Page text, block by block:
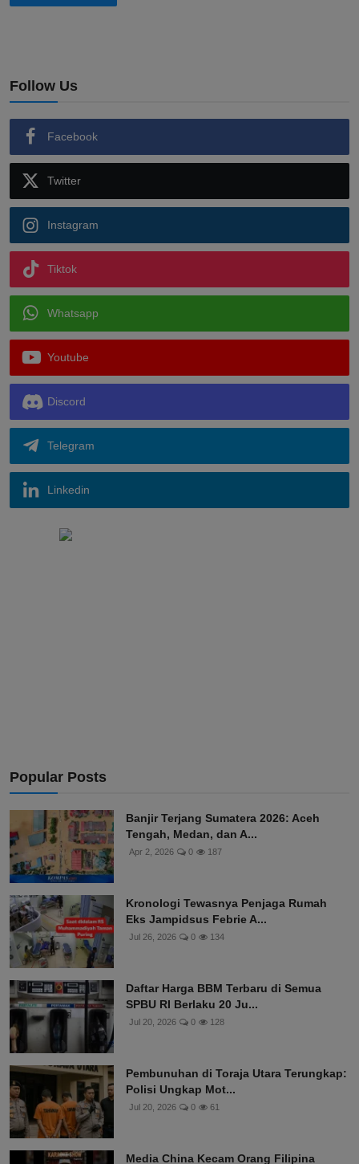
Follow Us
Facebook
Twitter
Instagram
Tiktok
Whatsapp
Youtube
Discord
Telegram
Linkedin
Popular Posts
Banjir Terjang Sumatera 2026: Aceh
Tengah, Medan, dan A...
Apr 2, 2026 0 187
Kronologi Tewasnya Penjaga Rumah
Eks Jampidsus Febrie A...
Jul 26, 2026 0 134
Daftar Harga BBM Terbaru di Semua
SPBU RI Berlaku 20 Ju...
Jul 20, 2026 0 128
Pembunuhan di Toraja Utara Terungkap:
Polisi Ungkap Mot...
Jul 20, 2026 0 61
Media China Kecam Orang Filipina